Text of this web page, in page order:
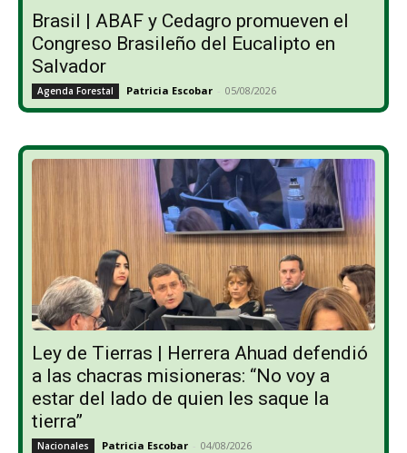
Brasil | ABAF y Cedagro promueven el
Congreso Brasileño del Eucalipto en
Salvador
Agenda Forestal Patricia Escobar - 05/08/2026
Ley de Tierras | Herrera Ahuad defendió
a las chacras misioneras: “No voy a
estar del lado de quien les saque la
tierra”
Nacionales Patricia Escobar - 04/08/2026